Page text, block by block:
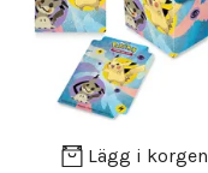
Lägg i korgen